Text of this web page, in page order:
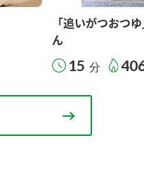
「追いがつおつ
ん
15 分